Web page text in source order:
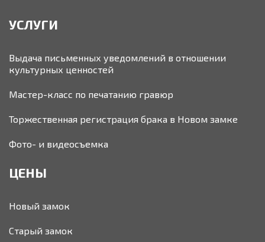
УСЛУГИ
Выдача письменных уведомлений в отношении
культурных ценностей
Мастер-класс по печатанию гравюр
Торжественная регистрация брака в Новом замке
Фото- и видеосъемка
ЦЕНЫ
Новый замок
Старый замок